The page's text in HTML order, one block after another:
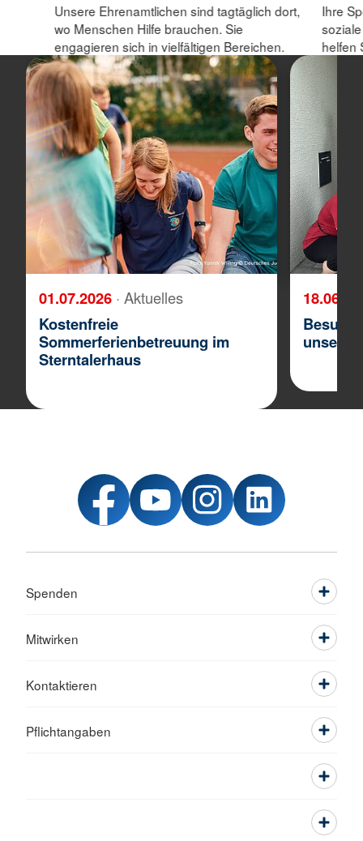
Unsere Ehrenamtlichen sind tagtäglich dort,
wo Menschen Hilfe brauchen. Sie
engagieren sich in vielfältigen Bereichen.
Ihre
helfen
01.07.2026 · Aktuelles
Kostenfreie
Sommerferienbetreuung im
Sterntalerhaus
Besuch
unserer
Spenden
Mitwirken
Kontaktieren
Pflichtangaben